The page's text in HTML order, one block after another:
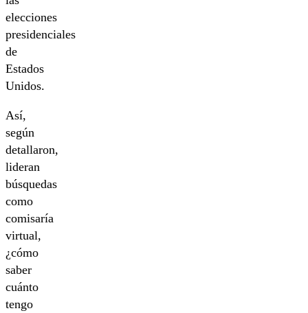
elecciones
presidenciales
de
Estados
Unidos.
Así,
según
detallaron,
lideran
búsquedas
como
comisaría
virtual,
¿cómo
saber
cuánto
tengo